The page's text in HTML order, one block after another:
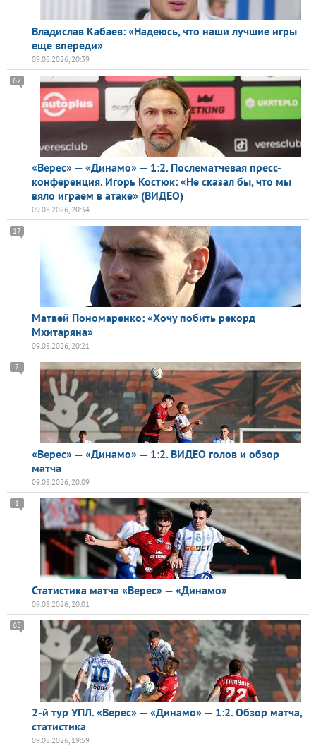
Владислав Кабаев: «Надеюсь, что наши лучшие игры
еще впереди»
09.08.2026, 20:39
«Верес» — «Динамо» — 1:2. Послематчевая пресс-
конференция. Игорь Костюк: «Не сказал бы, что мы
вяло играем в атаке» (ВИДЕО)
67
09.08.2026, 20:34
Матвей Пономаренко: «Хочу побить рекорд
Мхитаряна»
17
09.08.2026, 20:21
«Верес» — «Динамо» — 1:2. ВИДЕО голов и обзор
матча
7
09.08.2026, 20:09
Статистика матча «Верес» — «Динамо»
1
09.08.2026, 20:01
2-й тур УПЛ. «Верес» — «Динамо» — 1:2. Обзор матча,
статистика
65
09.08.2026, 19:59